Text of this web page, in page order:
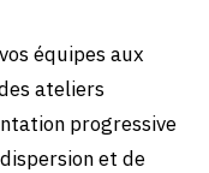
équipes aux
ateliers
progressive
et de